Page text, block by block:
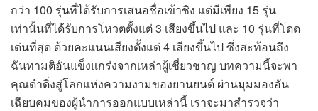
กว่า 100 รุ่นที่ได้รับการเสนอชื่อเข้าชิง แต่มีเพียง 15 รุ่น
เท่านั้นที่ได้รับการโหวตตั้งแต่ 3 เสียงขึ้นไป และ 10 รุ่นที่โดด
เด่นที่สุด ด้วยคะแนนเสียงตั้งแต่ 4 เสียงขึ้นไป ซึ่งสะท้อนถึง
ฉันทามติอันแข็งแกร่งจากเหล่าผู้เชี่ยวชาญ บทความนี้จะพา
คุณดำดิ่งสู่โลกแห่งความงามของยานยนต์ ผ่านมุมมองอัน
เฉียบคมของผู้นำการออกแบบเหล่านี้ เราจะมาสำรวจว่า